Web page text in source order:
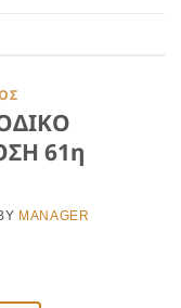
61η
MANAGER